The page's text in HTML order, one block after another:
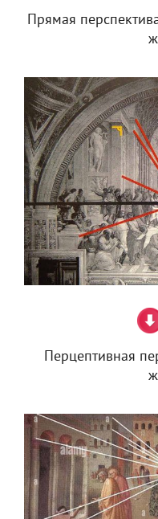
Прямая
Перцептивная